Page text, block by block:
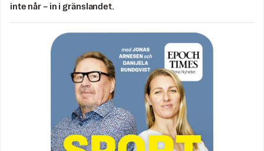
inte når – in i gränslandet.